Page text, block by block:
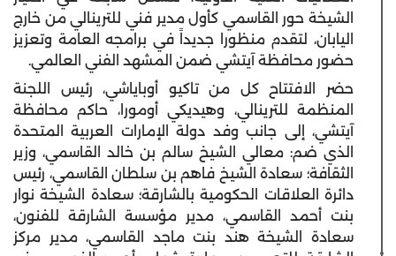
الشيخة حور القاسمي كأول مدير فني للترينالي من خارج
اليابان، لتقدم منظورا جديداً في برامجه العامة وتعزيز
حضور محافظة آيتشي ضمن المشهد الفني العالمي.
حضر الافتتاح كل من تاكيو أوباياشي، رئيس اللجنة
المنظمة للترينالي، وهيديكي أومورا، حاكم محافظة
آيتشي، إلى جانب وفد دولة الإمارات العربية المتحدة
الذي ضم: معالي الشيخ سالم بن خالد القاسمي، وزير
الثقافة؛ سعادة الشيخ فاهم بن سلطان القاسمي، رئيس
دائرة العلاقات الحكومية بالشارقة؛ سعادة الشيخة نوار
بنت أحمد القاسمي، مدير مؤسسة الشارقة للفنون،
سعادة الشيخة هند بنت ماجد القاسمي، مدير مركز